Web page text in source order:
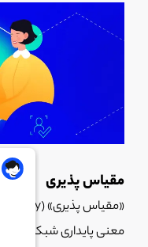
مقیاس پذیری
معنی پایداری شبکه با